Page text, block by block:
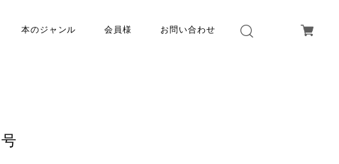
本のジャンル 会員様 お問い合わせ